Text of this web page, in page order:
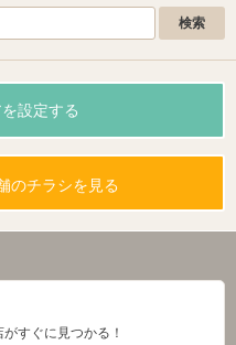
設定する
のチラシを見る
すぐに見つかる！